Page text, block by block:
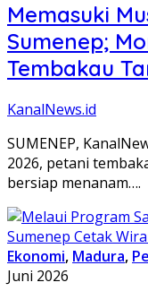
Memasuki
Sumenep;
Tembakau
KanalNews.id
SUMENEP,
2026, petani
bersiap menanam….
Ekonomi, Madura,
Juni 2026